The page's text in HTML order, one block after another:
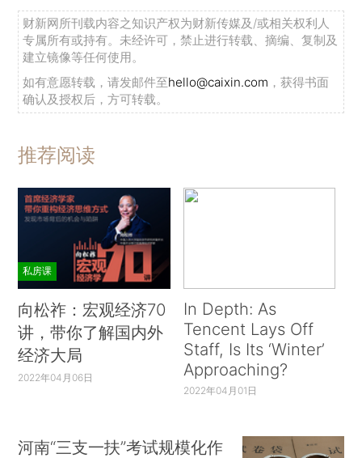
财新网所刊载内容之知识产权为财新传媒及/或相关权利人
专属所有或持有。未经许可，禁止进行转载、摘编、复制及
建立镜像等任何使用。
如有意愿转载，请发邮件至hello@caixin.com ，获得书面
确认及授权后，方可转载。
推荐阅读
私房课
向松祚：宏观经济70
讲，带你了解国内外
经济大局
2022年04月06日
In Depth: As
Tencent Lays Off
Staff, Is Its ‘Winter’
Approaching?
2022年04月01日
河南“三支一扶”考试规模化作